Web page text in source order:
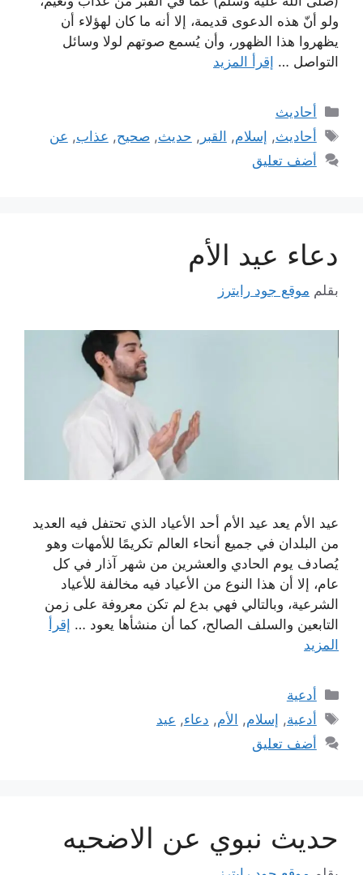
ولو أنّ هذه الدعوى قديمة، إلا أنه ما كان لهؤلاء أن
يظهروا هذا الظهور، وأن يُسمع صوتهم لولا وسائل
التواصل … إقرأ المزيد
التصنيفات
أحاديث
الوسوم
أحاديث, إسلام, القبر , حديث,صحيح, عذاب, عن
أضف تعليق
دعاء عيد الأم
بقلم موقع جود رايترز
عيد الأم يعد عيد الأم أحد الأعياد الذي تحتفل فيه العديد
من البلدان في جميع أنحاء العالم تكريمًا للأمهات وهو
يُصادف يوم الحادي والعشرين من شهر آذار في كل
عام، إلا أن هذا النوع من الأعياد فيه مخالفة للأعياد
الشرعية، وبالتالي فهي بدع لم تكن معروفة على زمن
التابعين والسلف الصالح، كما أن منشأها يعود … إقرأ
المزيد
التصنيفات
أدعية
الوسوم
أدعية, إسلام, الأم, دعاء, عيد
أضف تعليق
حديث نبوي عن الاضحيه